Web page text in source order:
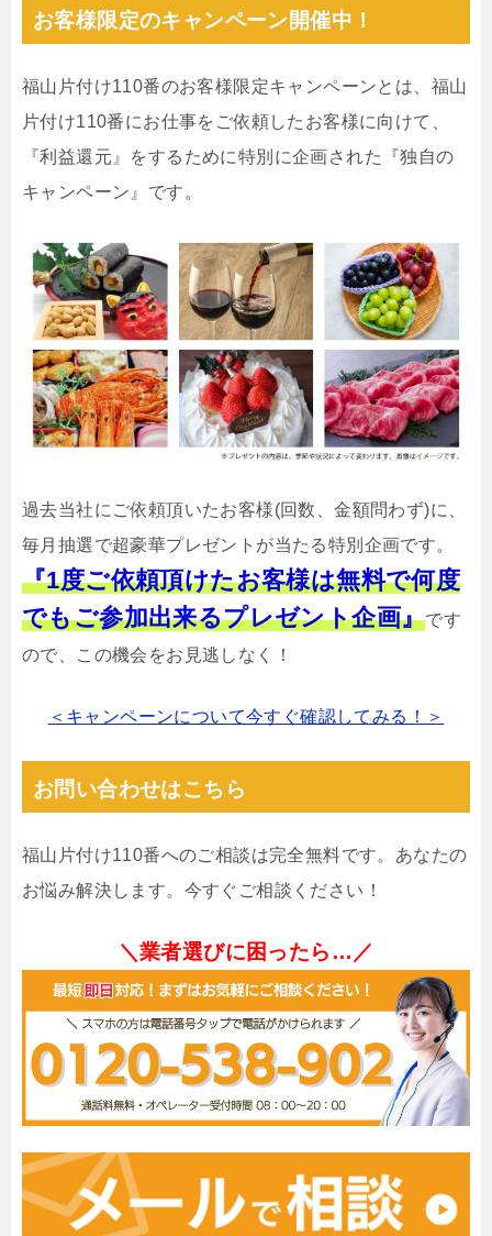
お客様限定のキャンペーン開催中！
福山片付け110番のお客様限定キャンペーンとは、福山
片付け110番にお仕事をご依頼したお客様に向けて、
『利益還元』をするために特別に企画された『独自の
キャンペーン』です。
過去当社にご依頼頂いたお客様(回数、金額問わず)に、
毎月抽選で超豪華プレゼントが当たる特別企画です。
『1度ご依頼頂けたお客様は無料で何度
でもご参加出来るプレゼント企画』です
ので、この機会をお見逃しなく！
＜キャンペーンについて今すぐ確認してみる！＞
お問い合わせはこちら
福山片付け110番へのご相談は完全無料です。あなたの
お悩み解決します。今すぐご相談ください！
＼業者選びに困ったら…／